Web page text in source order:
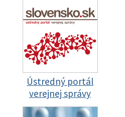
Ústredný portál
verejnej správy